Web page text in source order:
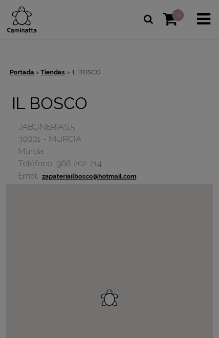
0
Portada » Tiendas » IL BOSCO
IL BOSCO
JABONERIAS,5
30001 - MURCIA
Murcia
Teléfono: 968 202 214
Email: zapateriailbosco@hotmail.com